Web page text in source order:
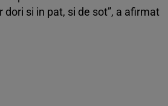
si in pat, si de sot”, a afirmat